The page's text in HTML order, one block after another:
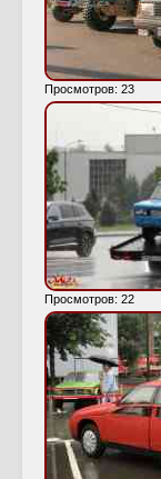
Просмотров: 23
Просмотров: 22